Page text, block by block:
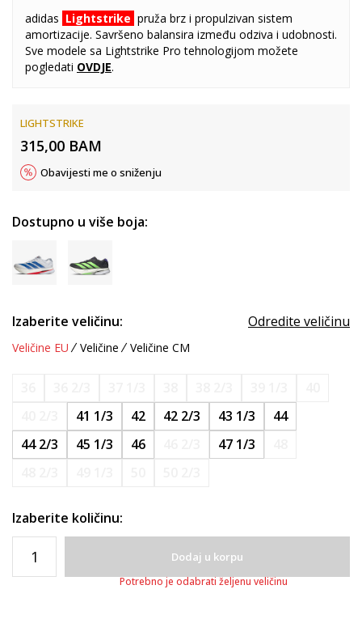
adidas Lightstrike pruža brz i propulzivan sistem
amortizacije. Savršeno balansira između odziva i udobnosti.
Sve modele sa Lightstrike Pro tehnologijom možete
pogledati OVDJE.
LIGHTSTRIKE
315,00 BAM
Obavijesti me o sniženju
Dostupno u više boja:
Izaberite veličinu: Odredite veličinu
Veličine EU Veličine Veličine CM
41 1/3 42 42 2/3 43 1/3
44
44 2/3
45 1/3 46 47 1/3
Izaberite količinu:
Dodaj u korpu
Potrebno je odabrati željenu veličinu